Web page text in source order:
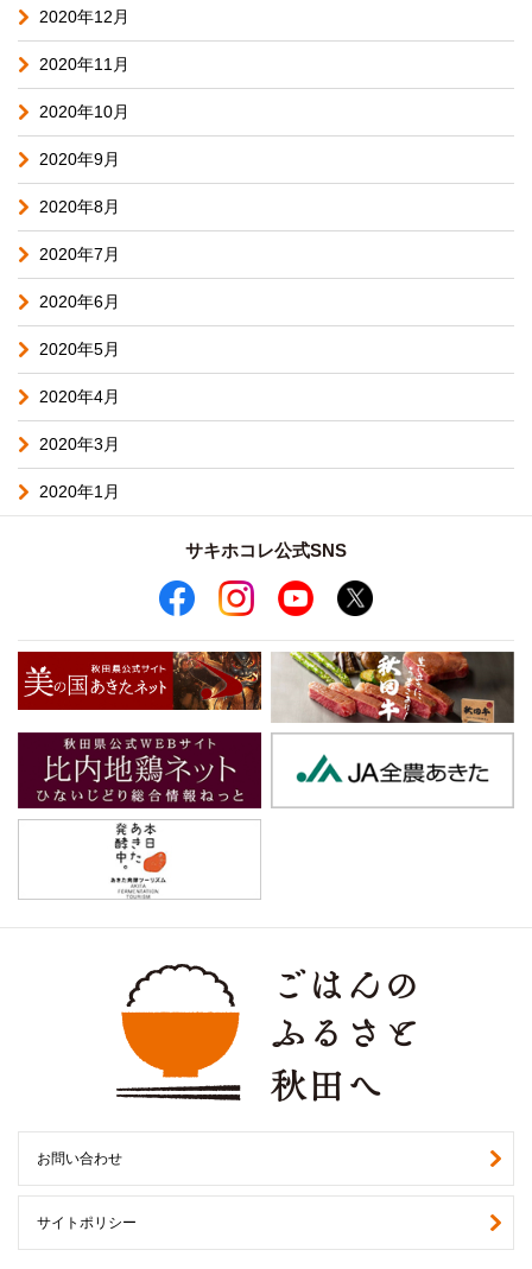
2020年12月
2020年11月
2020年10月
2020年9月
2020年8月
2020年7月
2020年6月
2020年5月
2020年4月
2020年3月
2020年1月
サキホコレ公式SNS
お問い合わせ
サイトポリシー